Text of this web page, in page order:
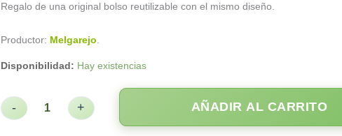
Regalo de una original bolso reutilizable con el mismo diseño.
Productor: Melgarejo
Disponibilidad: Hay existencias
- + AÑADIR AL CARRITO